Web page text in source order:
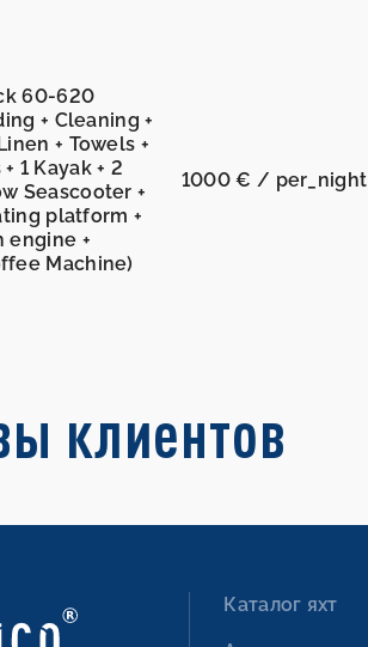
60-620
+ Cleaning +
+ Towels +
1 Kayak + 2
Seascooter +
platform +
engine +
Machine)
1000 € / per_night
клиентов
Каталог яхт